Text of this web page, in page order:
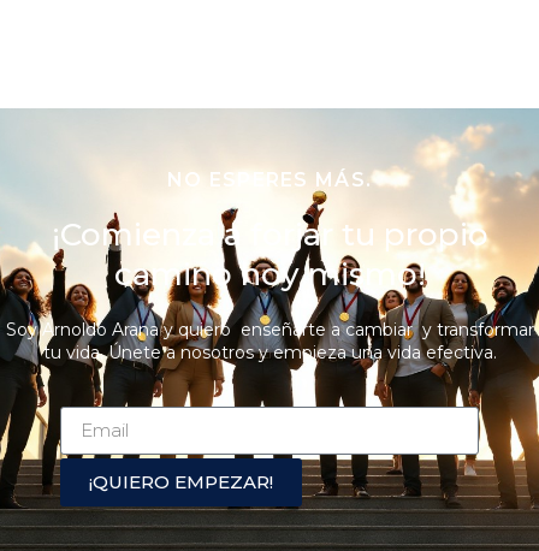
NO ESPERES MÁS.
¡Comienza a forjar tu propio
camino hoy mismo!
Soy Arnoldo Arana y quiero enseñarte a cambiar y transformar
tu vida. Únete a nosotros y empieza una vida efectiva.
¡QUIERO EMPEZAR!